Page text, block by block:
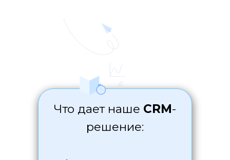
Что дает наше CRM-
решение: